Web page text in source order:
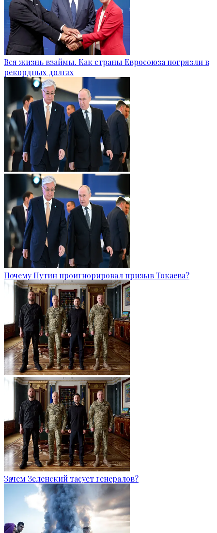
Вся жизнь взаймы. Как страны Евросоюза погрязли в
рекордных долгах
Почему Путин проигнорировал призыв Токаева?
Зачем Зеленский тасует генералов?